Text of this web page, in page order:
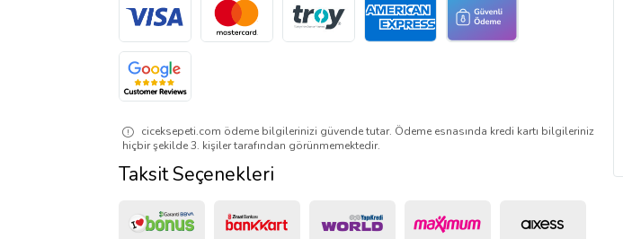
ciceksepeti.com ödeme bilgilerinizi güvende tutar. Ödeme esnasında kredi kartı bilgileriniz
hiçbir şekilde 3. kişiler tarafından görünmemektedir.
Taksit Seçenekleri